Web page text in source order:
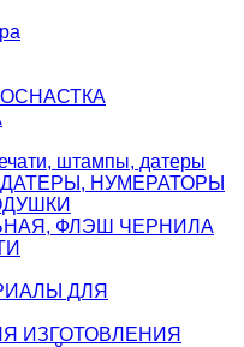
штампы, датеры
НУМЕРАТОРЫ
ФЛЭШ ЧЕРНИЛА
ДЛЯ
ИЗГОТОВЛЕНИЯ